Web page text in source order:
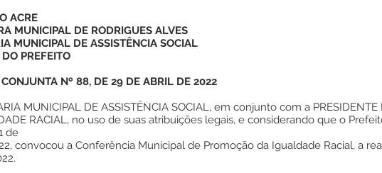
ACRE
MUNICIPAL DE RODRIGUES ALVES
MUNICIPAL DE ASSISTÊNCIA SOCIAL
PREFEITO
CONJUNTA Nº 88, DE 29 DE ABRIL DE 2022
MUNICIPAL DE ASSISTÊNCIA SOCIAL, em conjunto com a
RACIAL, no uso de suas atribuições legais, e considerando que o
de
convocou a Conferência Municipal de Promoção da Igualdade Racial, a